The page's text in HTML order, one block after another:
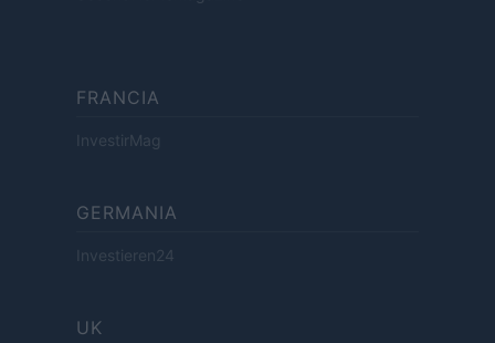
FRANCIA
InvestirMag
GERMANIA
Investieren24
UK